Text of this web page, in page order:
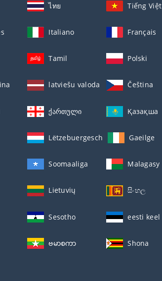
ไทย Tiếng Việt
Italiano Français
Tamil Polski
latviešu valoda Čeština
ქართული Қазақша
Lëtzebuergesch Gaeilge
Soomaaliga Malagasy
Lietuvių සිංහල
Sesotho eesti keel
ဗမာစကာ Shona